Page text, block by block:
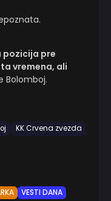
pozicija pre
vremena, ali
Bolomboj.
KK Crvena zvezda
VESTI DANA